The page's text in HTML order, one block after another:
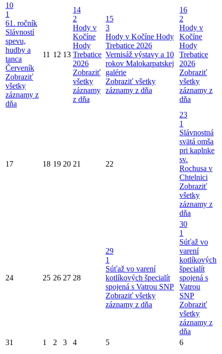
10
1
61. ročník
Slávností
spevu,
hudby a
tanca
Červeník
Zobraziť
všetky
záznamy z
dňa
11 12 13
14
2
Hody v
Kočíne
Hody
Trebatice
2026
Zobraziť
všetky
záznamy
z dňa
15
3
Hody v Kočíne Hody
Trebatice 2026
Vernisáž výstavy a 10
rokov Malokarpatskej
galérie
Zobraziť všetky
záznamy z dňa
16
2
Hody v
Kočíne
Hody
Trebatice
2026
Zobraziť
všetky
záznamy z
dňa
17 18 19 20 21 22
23
1
Slávnostná
svätá omša
pri kaplnke
sv.
Rochusa v
Chtelnici
Zobraziť
všetky
záznamy z
dňa
24 25 26 27 28
29
1
Súťaž vo varení
kotlíkových špecialít
spojená s Vatrou SNP
Zobraziť všetky
záznamy z dňa
30
1
Súťaž vo
varení
kotlíkových
špecialít
spojená s
Vatrou
SNP
Zobraziť
všetky
záznamy z
dňa
31
1 2 3 4 5 6